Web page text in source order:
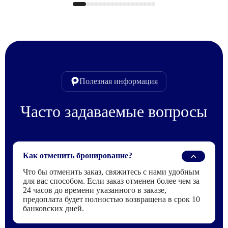
Полезная информация
Часто задаваемые вопросы
Как отменить бронирование?
Что бы отменить заказ, свяжитесь с нами удобным
для вас способом. Если заказ отменен более чем за
24 часов до времени указанного в заказе,
предоплата будет полностью возвращена в срок 10
банковских дней.